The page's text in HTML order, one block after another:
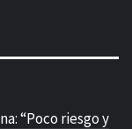
“Poco riesgo y